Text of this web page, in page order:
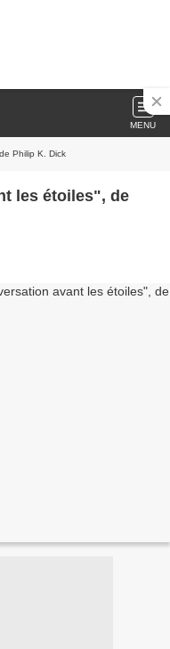
MENU
Philip K. Dick
les étoiles", de